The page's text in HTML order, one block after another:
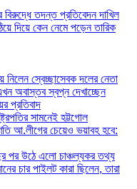
তদন্ত প্রতিবেদন দাখিল
দিয়ে কেন নেমে পড়েন তারিক
নিলেন স্বেচ্ছাসেবক দলের নেতা
অবাস্তব স্বপ্ন দেখাচ্ছেন
প্রতিবাদ
সামনেই হট্টগোল
আ.লীগের চেয়েও ভয়াবহ হবে:
পর উঠে এলো চাঞ্চল্যকর তথ্য
চার পাইলট কারা ছিলেন, তারা